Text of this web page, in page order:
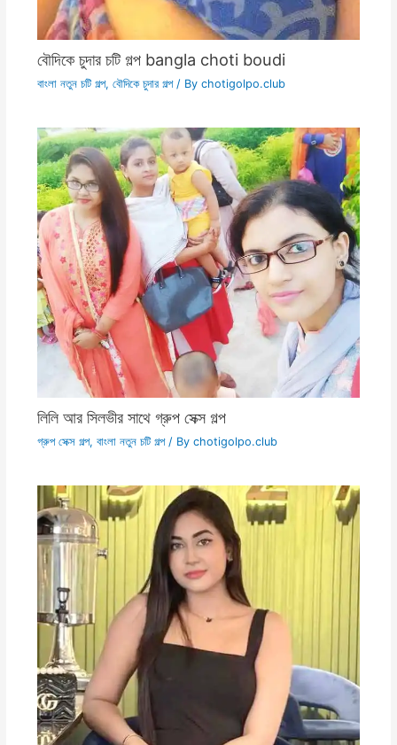
বৌদিকে চুদার চটি গল্প bangla choti boudi
বাংলা নতুন চটি গল্প, বৌদিকে চুদার গল্প/ By chotigolpo.club
লিলি আর সিলভীর সাথে গ্রুপ সেক্স গল্প
গ্রুপ সেক্স গল্প, বাংলা নতুন চটি গল্প/ By chotigolpo.club